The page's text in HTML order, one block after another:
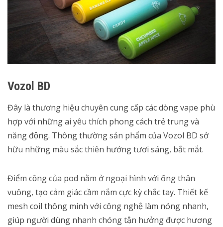
Vozol BD
Đây là thương hiệu chuyên cung cấp các dòng vape phù
hợp với những ai yêu thích phong cách trẻ trung và
năng động. Thông thường sản phẩm của Vozol BD sở
hữu những màu sắc thiên hướng tươi sáng, bắt mắt.
Điểm cộng của pod nằm ở ngoại hình với ống thân
vuông, tạo cảm giác cầm nắm cực kỳ chắc tay. Thiết kế
mesh coil thông minh với công nghệ làm nóng nhanh,
giúp người dùng nhanh chóng tận hưởng được hương